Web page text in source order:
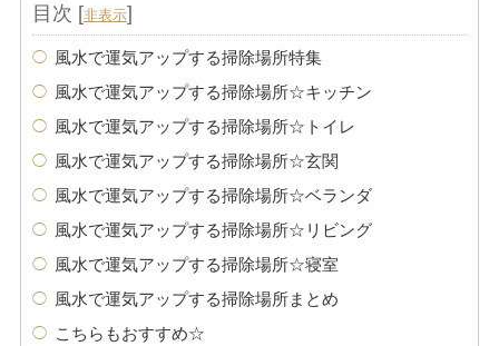
目次 [非表示]
風水で運気アップする掃除場所特集
風水で運気アップする掃除場所☆キッチン
風水で運気アップする掃除場所☆トイレ
風水で運気アップする掃除場所☆玄関
風水で運気アップする掃除場所☆ベランダ
風水で運気アップする掃除場所☆リビング
風水で運気アップする掃除場所☆寝室
風水で運気アップする掃除場所まとめ
こちらもおすすめ☆